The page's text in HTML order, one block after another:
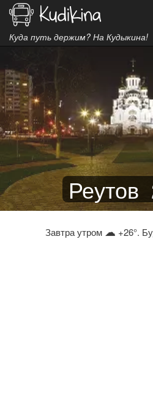
Куда путь держим? На Кудыкина!
Реутов
Завтра утром ☁ +26°.